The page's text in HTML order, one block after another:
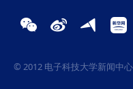
© 2012 电子科技大学新闻中心